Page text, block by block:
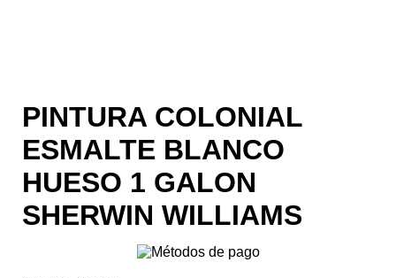
PINTURA COLONIAL
ESMALTE BLANCO
HUESO 1 GALON
SHERWIN WILLIAMS